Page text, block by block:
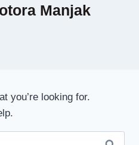
Manjak
you’re looking for.